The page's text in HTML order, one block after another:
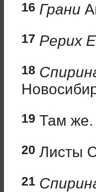
16 Грани
17 Рерих
18
19 Там же.
20 Листы
21